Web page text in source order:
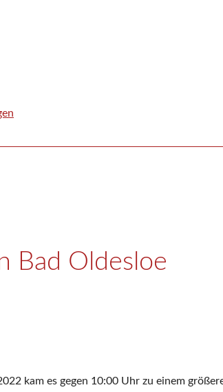
Bad Oldesloe
kam es gegen 10:00 Uhr zu einem